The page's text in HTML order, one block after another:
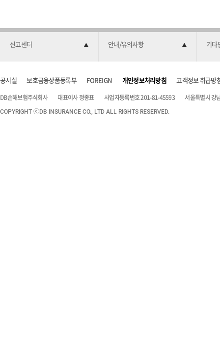
신고센터 안내/유의사항 기타
공시실 보호금융상품등록부 FOREIGN 개인정보처리방침 고객정보 취급방
DB손해보험주식회사 대표이사 정종표 사업자등록번호 201-81-45593 서울특별시 강
COPYRIGHT ⓒDB INSURANCE CO., LTD ALL RIGHTS RESERVED.